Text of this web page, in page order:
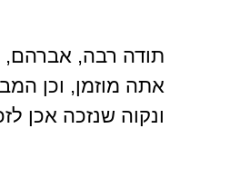
תודה רבה, אברהם,
אתה מוזמן, וכן
ונקוה שנזכה אכן